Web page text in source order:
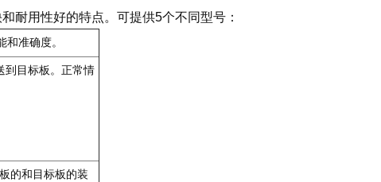
耐用性好的特点。可提供5个不同型号：
准确度。
到目标板。正常情
的和目标板的装